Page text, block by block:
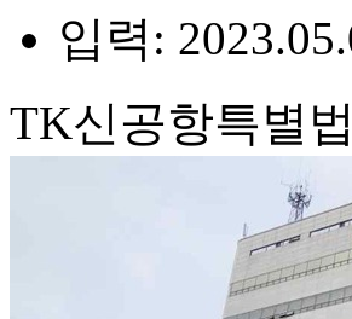
입력:
TK신공항특별